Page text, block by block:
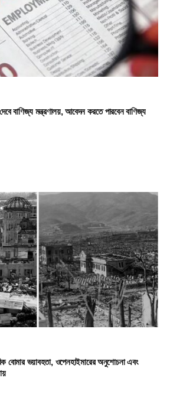
বাণিজ্য মন্ত্রণালয়, আবেদন করতে পারবেন বাণিজ্য
বোমার ভয়াবহতা, ওপেনহাইমারের অনুশোচনা এবং